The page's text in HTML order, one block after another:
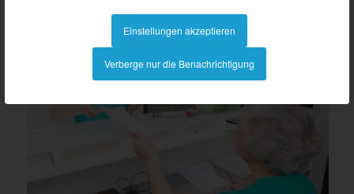
Einstellungen akzeptieren
Verberge nur die Benachrichtigung